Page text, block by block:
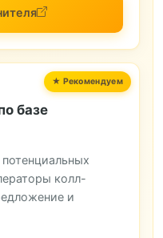
базе
колл-
и